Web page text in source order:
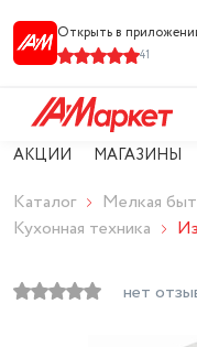
Открыть в
41
АКЦИИ МАГАЗИНЫ
Каталог
Мелкая
Кухонная техника
нет